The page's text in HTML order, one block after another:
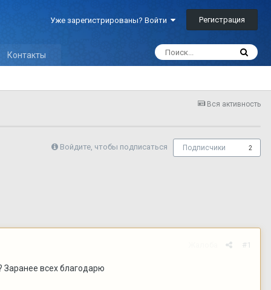
Уже зарегистрированы? Войти Регистрация
Контакты
Вся активность
Войдите, чтобы подписаться Подписчики 2
#1
Заранее всех благодарю